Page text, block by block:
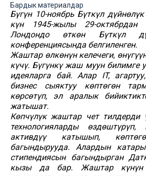
Бардык материалдар
Бүгүн 10-ноябрь Бүткүл
күн 1945-жылы 29-октябрдан
Лондондо өткөн Бүткүл
конференциясында белгиленген.
Жаштар өлкөнүн келечеги,
күчү. Бүгүнкү жаш муун билимге
идеяларга бай. Алар IT,
бизнес сыяктуу көптөгөн
көрсөтүп, эл аралык
жатышат.
Көпчүлүк жаштар чет тилдерди
технологияларды
активдүү катышып,
багындырууда. Алардын
стипендиясын багындырган
кызы да бар. Жаштар күнүн